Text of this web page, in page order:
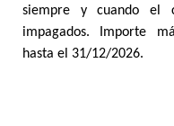
siempre y cuando el
impagados. Importe
hasta el 31/12/2026.